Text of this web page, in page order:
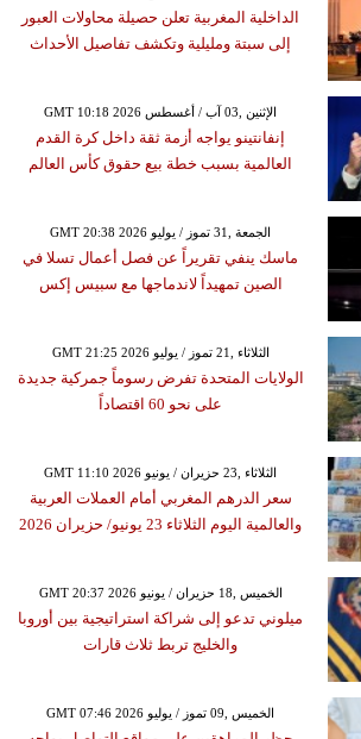
الداخلية المغربية تعلن حصيلة محاولات العبور
إلى سبتة ومليلية وتكشف تفاصيل الأحداث
GMT 10:18 2026 الإثنين ,03 آب / أغسطس
إنفانتينو يواجه أزمة ثقة داخل كرة القدم
العالمية بسبب خطة بيع حقوق كأس العالم
GMT 20:38 2026 الجمعة ,31 تموز / يوليو
ماسك ينفي تقريراً عن فصل أعمال تسلا في
الصين تمهيداً لاندماجها مع سبيس إكس
GMT 21:25 2026 الثلاثاء ,21 تموز / يوليو
الولايات المتحدة تفرض رسوماً جمركية جديدة
على نحو 60 اقتصاداً
GMT 11:10 2026 الثلاثاء ,23 حزيران / يونيو
سعر الدرهم المغربي أمام العملات العربية
والعالمية اليوم الثلاثاء 23 يونيو/ حزيران 2026
GMT 20:37 2026 الخميس ,18 حزيران / يونيو
ميلوني تدعو إلى شراكة استراتيجية بين أوروبا
والخليج تربط ثلاث قارات
GMT 07:46 2026 الخميس ,09 تموز / يوليو